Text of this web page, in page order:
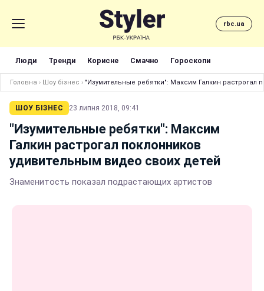
rbc.ua
Люди Тренди Корисне Смачно Гороскопи
Головна › Шоу бізнес › "Изумительные ребятки": Максим Галкин растрогал
ШОУ БІЗНЕС 23 липня 2018, 09:41
"Изумительные ребятки": Максим
Галкин растрогал поклонников
удивительным видео своих детей
Знаменитость показал подрастающих артистов